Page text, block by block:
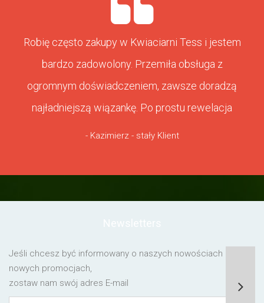
Robię często zakupy w Kwiaciarni Tess i jestem
bardzo zadowolony. Przemiła obsługa z
ogromnym doświadczeniem, zawsze doradzą
najładniejszą wiązankę. Po prostu rewelacja
- Kazimierz - stały Klient
Jeśli chcesz być informowany o naszych nowościach lub o
nowych promocjach,
zostaw nam swój adres E-mail